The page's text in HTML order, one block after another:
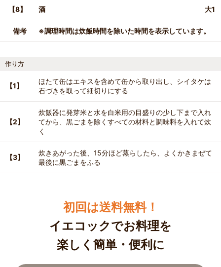
【8】 酒 大1
備考 ※調理時間は炊飯時間を除いた時間を表示しています。
作り方
【1】
ほたて缶はエキスを含めて缶から取り出し、シイタケは
石づきを取って細切りにする
【2】
炊飯器に発芽米と水を白米用の目盛りの少し下まで入れ
てから、黒ごまを除くすべての材料と調味料を入れて炊
く
【3】
炊きあがった後、15分ほど蒸らしたら、よくかきまぜて
最後に黒ごまをふる
初回は送料無料！
イエコックでお料理を
楽しく簡単・便利に